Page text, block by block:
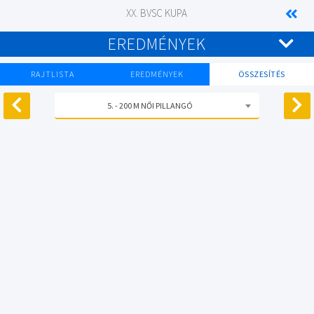
XX. BVSC KUPA
EREDMÉNYEK
RAJTLISTA EREDMÉNYEK ÖSSZESÍTÉS
5. - 200 M NŐI PILLANGÓ